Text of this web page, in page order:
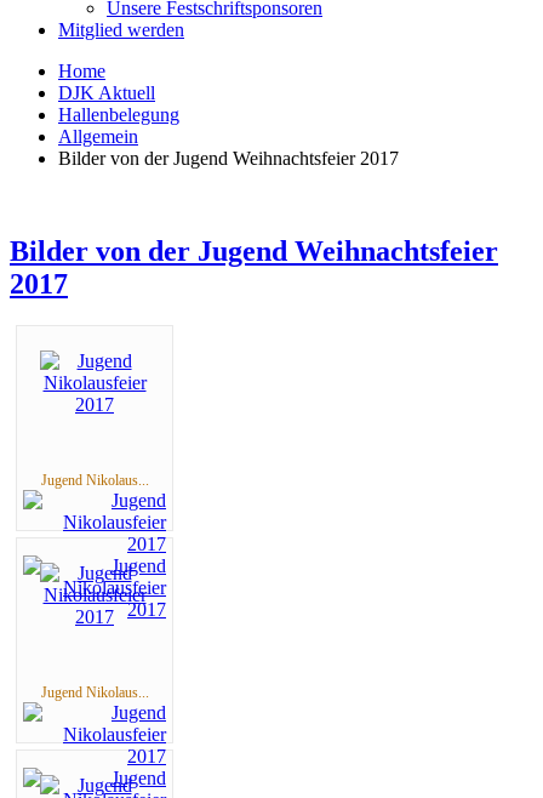
Unsere Festschriftsponsoren
Mitglied werden
Home
DJK Aktuell
Hallenbelegung
Allgemein
Bilder von der Jugend Weihnachtsfeier 2017
Bilder von der Jugend Weihnachtsfeier
2017
Jugend Nikolaus...
Jugend Nikolaus...